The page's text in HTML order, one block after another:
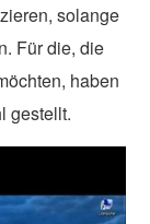
solange
Für die, die
haben
gestellt.